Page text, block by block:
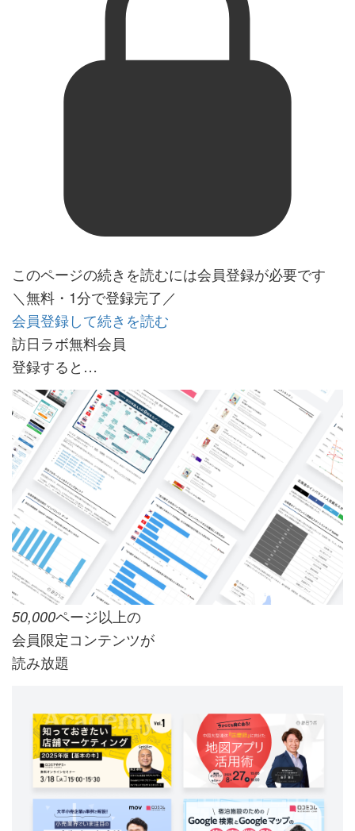
このページの続きを読むには会員登録が必要です
＼無料・1分で登録完了／
会員登録して続きを読む
訪日ラボ無料会員
登録すると…
50,000ページ以上の
会員限定コンテンツが
読み放題